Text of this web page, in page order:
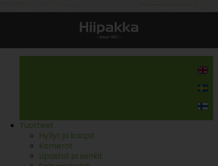
Tuotteet
Hyllyt ja kaapit
Komerot
Lipastot ja senkit